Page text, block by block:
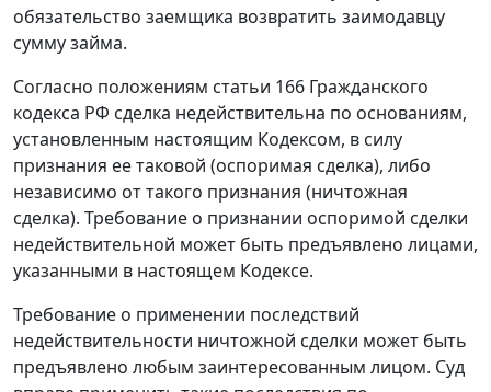
обязательство заемщика возвратить заимодавцу
сумму займа.
Согласно положениям статьи 166 Гражданского
кодекса РФ сделка недействительна по основаниям,
установленным настоящим Кодексом, в силу
признания ее таковой (оспоримая сделка), либо
независимо от такого признания (ничтожная
сделка). Требование о признании оспоримой сделки
недействительной может быть предъявлено лицами,
указанными в настоящем Кодексе.
Требование о применении последствий
недействительности ничтожной сделки может быть
предъявлено любым заинтересованным лицом. Суд